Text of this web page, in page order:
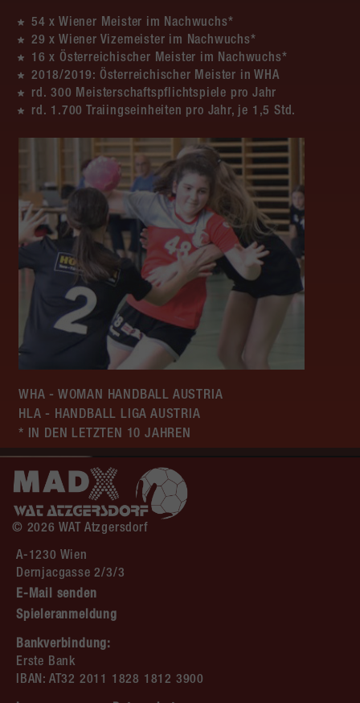
54 x Wiener Meister im Nachwuchs*
29 x Wiener Vizemeister im Nachwuchs*
16 x Österreichischer Meister im Nachwuchs*
2018/2019: Österreichischer Meister in WHA
rd. 300 Meisterschaftspflichtspiele pro Jahr
rd. 1.700 Traiingseinheiten pro Jahr, je 1,5 Std.
WHA - WOMAN HANDBALL AUSTRIA
HLA - HANDBALL LIGA AUSTRIA
* IN DEN LETZTEN 10 JAHREN
© 2026 WAT Atzgersdorf
A-1230 Wien
Dernjacgasse 2/3/3
E-Mail senden
Spieleranmeldung
Bankverbindung:
Erste Bank
IBAN: AT32 2011 1828 1812 3900